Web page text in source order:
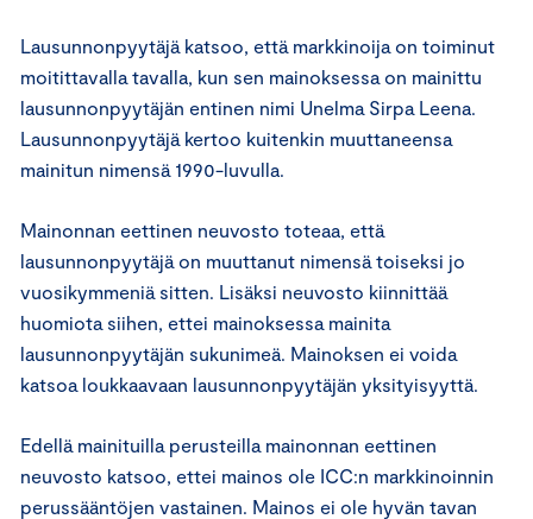
Lausunnonpyytäjä katsoo, että markkinoija on toiminut
moitittavalla tavalla, kun sen mainoksessa on mainittu
lausunnonpyytäjän entinen nimi Unelma Sirpa Leena.
Lausunnonpyytäjä kertoo kuitenkin muuttaneensa
mainitun nimensä 1990-luvulla.
Mainonnan eettinen neuvosto toteaa, että
lausunnonpyytäjä on muuttanut nimensä toiseksi jo
vuosikymmeniä sitten. Lisäksi neuvosto kiinnittää
huomiota siihen, ettei mainoksessa mainita
lausunnonpyytäjän sukunimeä. Mainoksen ei voida
katsoa loukkaavaan lausunnonpyytäjän yksityisyyttä.
Edellä mainituilla perusteilla mainonnan eettinen
neuvosto katsoo, ettei mainos ole ICC:n markkinoinnin
perussääntöjen vastainen. Mainos ei ole hyvän tavan